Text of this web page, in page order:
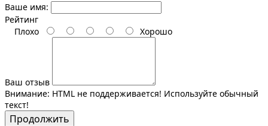
Ваше имя:
Рейтинг
Плохо
Хорошо
Ваш отзыв
Внимание: HTML не поддерживается! Используйте обычный
текст!
Продолжить